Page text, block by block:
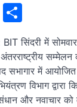
Twitter
सिंदरी में सोमवार
अंतरराष्ट्रीय
सभागार में
विभाग द्वारा
और नवाचार को